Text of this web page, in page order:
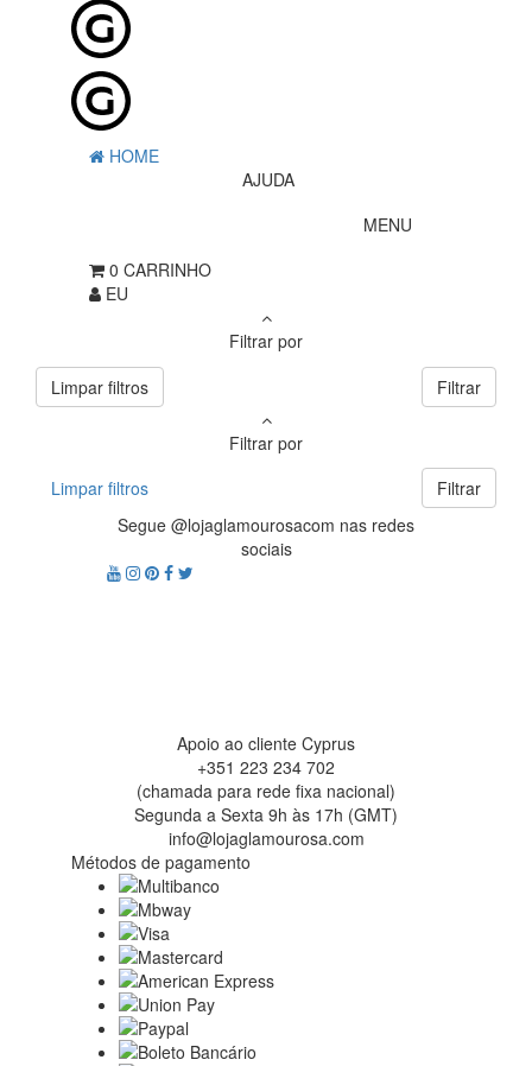
HOME
AJUDA
MENU
0 CARRINHO
EU
Filtrar por
Limpar filtros
Filtrar
Filtrar por
Limpar filtros
Filtrar
Segue @lojaglamourosacom nas redes
sociais
Apoio ao cliente Cyprus
+351 223 234 702
(chamada para rede fixa nacional)
Segunda a Sexta 9h às 17h (GMT)
info@lojaglamourosa.com
Métodos de pagamento